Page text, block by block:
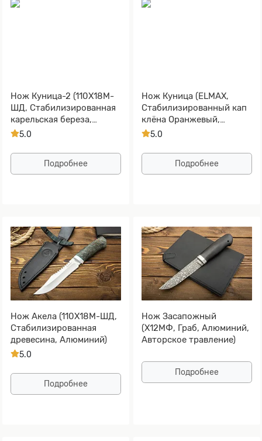
Нож Куница-2 (110Х18М-
ШД, Стабилизированная
карельская береза,
Алюминий)
5.0
Подробнее
Нож Куница (ELMAX,
Стабилизированный кап
клёна Оранжевый,
Алюминий)
5.0
Подробнее
Нож Акела (110Х18М-ШД,
Стабилизированная
древесина, Алюминий)
5.0
Подробнее
Нож Засапожный
(Х12МФ, Граб, Алюминий,
Авторское травление)
Подробнее